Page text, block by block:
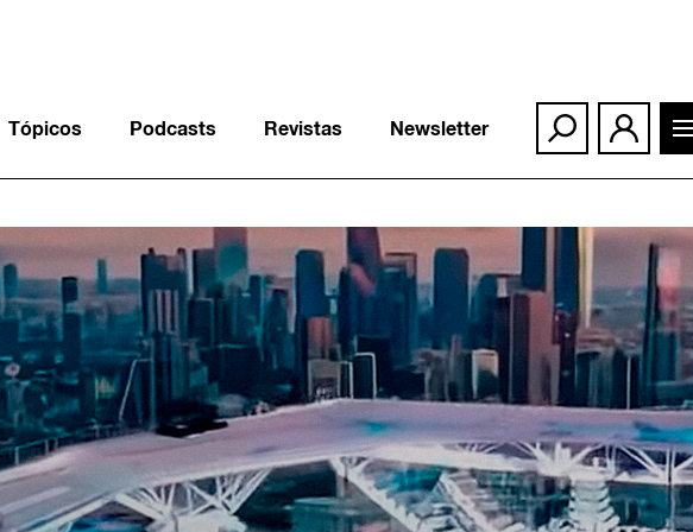
Tópicos Podcasts Revistas Newsletter